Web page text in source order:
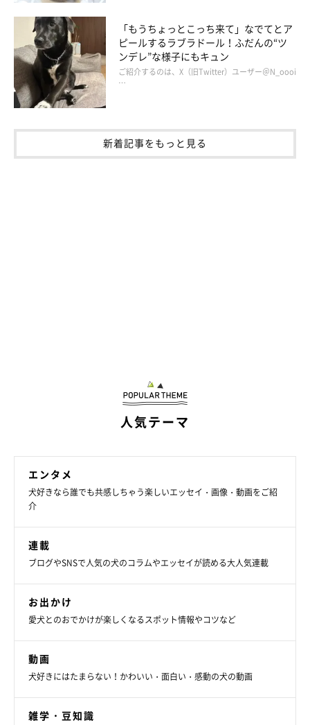
「もうちょっとこっち来て」なでてとア
ピールするラブラドール！ふだんの“ツ
ンデレ”な様子にもキュン
ご紹介するのは、X（旧Twitter）ユーザー＠N_oooi
…
新着記事をもっと見る
人気テーマ
エンタメ
犬好きなら誰でも共感しちゃう楽しいエッセイ・画像・動画をご紹
介
連載
ブログやSNSで人気の犬のコラムやエッセイが読める大人気連載
お出かけ
愛犬とのおでかけが楽しくなるスポット情報やコツなど
動画
犬好きにはたまらない！かわいい・面白い・感動の犬の動画
雑学・豆知識